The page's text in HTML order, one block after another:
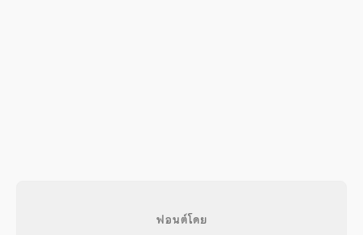
ฟอนต์โดย